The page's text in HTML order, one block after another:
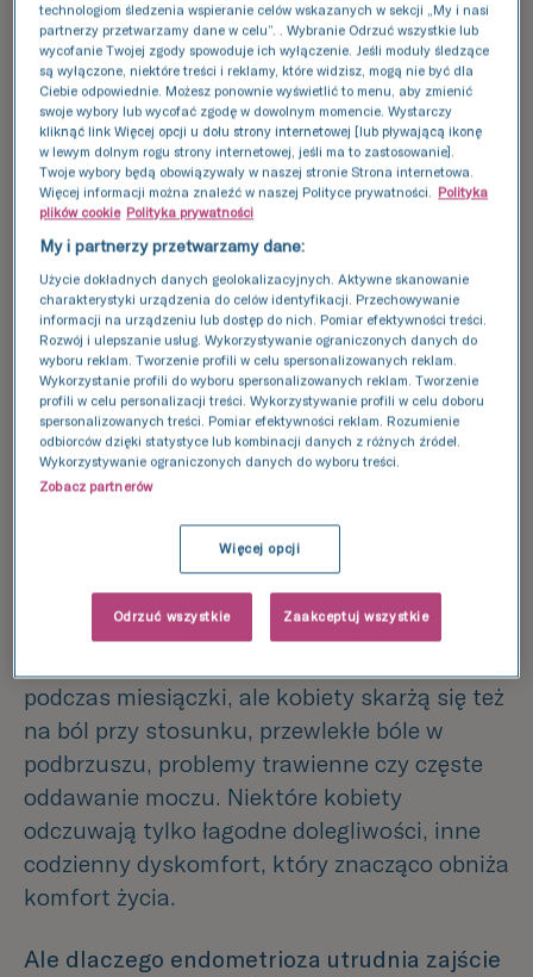
absolutnie nie jest zamknięta. Nowoczesna
medycyna potrafi pokazać, jak tę trasę
przejść bezpiecznie i z realną szansą na
sukces.
Co to jest endometrioza i jak
wpływa na płodność?
Endometrioza polega na obecności błony
śluzowej macicy (endometrium) poza jej
naturalnym miejscem tj. jamą macicy.
Najczęściej endometrioza atakuje jajniki,
jajowody lub inne struktury w obrębie
miednicy mniejszej.Te ogniska reagują na
cykl hormonalny jak prawdziwe
endometrium: krwawią i goją się, co może
prowadzić do stanów zapalnych, zrostów i
tworzenia się torbieli.
Dolegliwości związane z endometriozą bywają
podczas miesiączki, ale kobiety skarżą się też
na ból przy stosunku, przewlekłe bóle w
podbrzuszu, problemy trawienne czy częste
oddawanie moczu. Niektóre kobiety
odczuwają tylko łagodne dolegliwości, inne
codzienny dyskomfort, który znacząco obniża
komfort życia.
Ale dlaczego endometrioza utrudnia zajście
technologiom śledzenia wspieranie celów wskazanych w sekcji „My i nasi
partnerzy przetwarzamy dane w celu”. . Wybranie Odrzuć wszystkie lub
wycofanie Twojej zgody spowoduje ich wyłączenie. Jeśli moduły śledzące
są wyłączone, niektóre treści i reklamy, które widzisz, mogą nie być dla
Ciebie odpowiednie. Możesz ponownie wyświetlić to menu, aby zmienić
swoje wybory lub wycofać zgodę w dowolnym momencie. Wystarczy
kliknąć link Więcej opcji u dołu strony internetowej [lub pływającą ikonę
w lewym dolnym rogu strony internetowej, jeśli ma to zastosowanie].
Twoje wybory będą obowiązywały w naszej stronie Strona internetowa.
Więcej informacji można znaleźć w naszej Polityce prywatności. Polityka
plików cookie Polityka prywatności
My i partnerzy przetwarzamy dane:
Użycie dokładnych danych geolokalizacyjnych. Aktywne skanowanie
charakterystyki urządzenia do celów identyfikacji. Przechowywanie
informacji na urządzeniu lub dostęp do nich. Pomiar efektywności treści.
Rozwój i ulepszanie usług. Wykorzystywanie ograniczonych danych do
wyboru reklam. Tworzenie profili w celu spersonalizowanych reklam.
Wykorzystanie profili do wyboru spersonalizowanych reklam. Tworzenie
profili w celu personalizacji treści. Wykorzystywanie profili w celu doboru
spersonalizowanych treści. Pomiar efektywności reklam. Rozumienie
odbiorców dzięki statystyce lub kombinacji danych z różnych źródeł.
Wykorzystywanie ograniczonych danych do wyboru treści.
Zobacz partnerów
Więcej opcji
Odrzuć wszystkie Zaakceptuj wszystkie